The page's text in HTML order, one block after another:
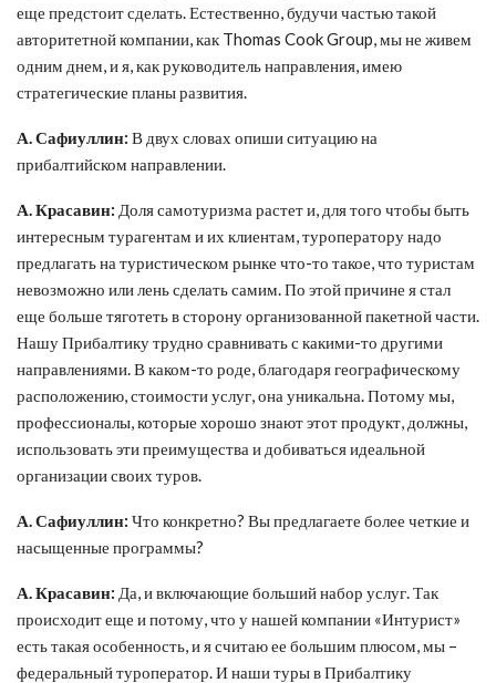
еще предстоит сделать. Естественно, будучи частью такой
авторитетной компании, как Thomas Cook Group, мы не живем
одним днем, и я, как руководитель направления, имею
стратегические планы развития.
А. Сафиуллин: В двух словах опиши ситуацию на
прибалтийском направлении.
А. Красавин: Доля самотуризма растет и, для того чтобы быть
интересным турагентам и их клиентам, туроператору надо
предлагать на туристическом рынке что-то такое, что туристам
невозможно или лень сделать самим. По этой причине я стал
еще больше тяготеть в сторону организованной пакетной части.
Нашу Прибалтику трудно сравнивать с какими-то другими
направлениями. В каком-то роде, благодаря географическому
расположению, стоимости услуг, она уникальна. Потому мы,
профессионалы, которые хорошо знают этот продукт, должны,
использовать эти преимущества и добиваться идеальной
организации своих туров.
А. Сафиуллин: Что конкретно? Вы предлагаете более четкие и
насыщенные программы?
А. Красавин: Да, и включающие больший набор услуг. Так
происходит еще и потому, что у нашей компании «Интурист»
есть такая особенность, и я считаю ее большим плюсом, мы –
федеральный туроператор. И наши туры в Прибалтику